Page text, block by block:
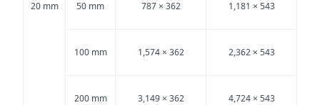
20 mm 50 mm 787 × 362 1,181 × 543
100 mm 1,574 × 362 2,362 × 543
200 mm 3,149 × 362 4,724 × 543